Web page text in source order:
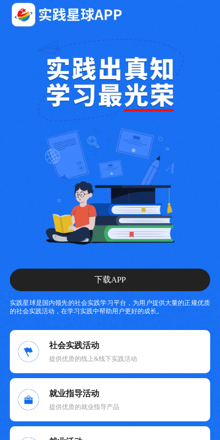
下载APP
实践星球是国内领先的社会实践学习平台，为用户提供大量的正规优质
的社会实践活动，在学习实践中帮助用户更好的成长。
社会实践活动
提供优质的线上&线下实践活动
就业指导活动
提供优质的就业指导产品